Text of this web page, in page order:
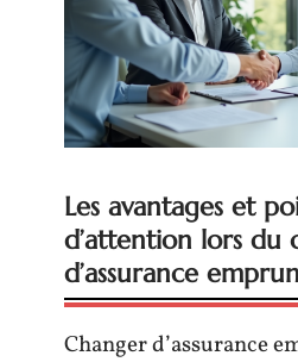
Les avantages et
d’attention lors du
d’assurance
Changer d’assurance